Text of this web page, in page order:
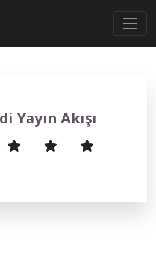
Yayın Akışı